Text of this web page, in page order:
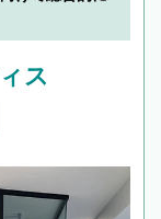
マが合う方に依
ス